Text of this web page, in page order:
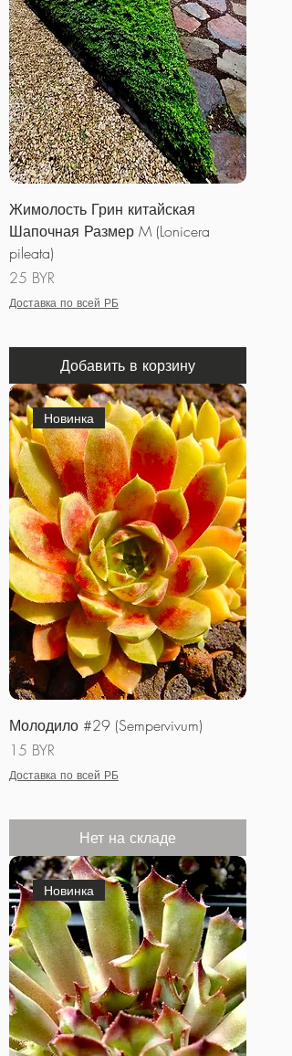
Жимолость Грин китайская
Шапочная Размер M (Lonicera
pileata)
Цена
25 BYR
Доставка по всей РБ
Добавить в корзину
Новинка
Молодило #29 (Sempervivum)
Цена
15 BYR
Доставка по всей РБ
Нет на складе
Новинка